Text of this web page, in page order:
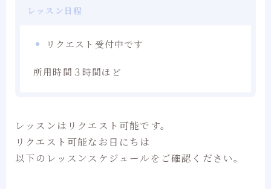
レッスン日程
リクエスト受付中です
所用時間３時間ほど
レッスンはリクエスト可能です。
リクエスト可能なお日にちは
以下のレッスンスケジュールをご確認ください。